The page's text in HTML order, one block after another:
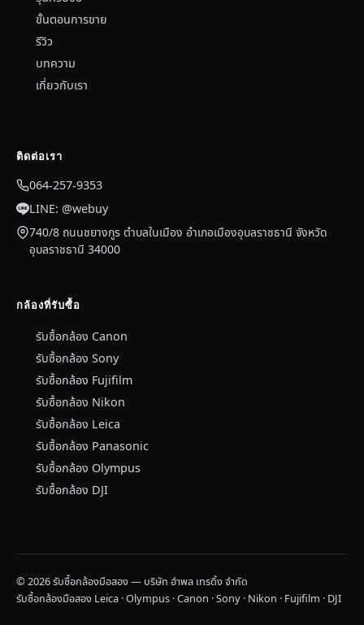
ขั้นตอนการขาย
รีวิว
บทความ
เกี่ยวกับเรา
ติดต่อเรา
064-257-9353
LINE: @webuy
740/8 ถนนชยางกูร ตำบลในเมือง อำเภอเมืองอุบลราชธานี จังหวัด
อุบลราชธานี 34000
กล้องที่รับซื้อ
รับซื้อกล้อง Canon
รับซื้อกล้อง Sony
รับซื้อกล้อง Fujifilm
รับซื้อกล้อง Nikon
รับซื้อกล้อง Leica
รับซื้อกล้อง Panasonic
รับซื้อกล้อง Olympus
รับซื้อกล้อง DJI
© 2026 รับซื้อกล้องมือสอง — บริษัท อำพล เทรดิ้ง จำกัด
รับซื้อกล้องมือสอง Leica · Olympus · Canon · Sony · Nikon · Fujifilm · DJI